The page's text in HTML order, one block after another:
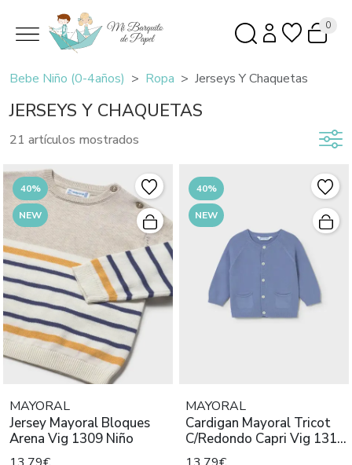
0
Bebe Niño (0-4años) Ropa Jerseys Y Chaquetas
JERSEYS Y CHAQUETAS
21 artículos mostrados
40%
NEW
MAYORAL
Jersey Mayoral Bloques
Arena Vig 1309 Niño
40%
NEW
MAYORAL
Cardigan Mayoral Tricot
C/Redondo Capri Vig 1311
N